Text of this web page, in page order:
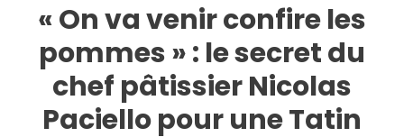
« On va venir confire les
pommes » : le secret du
chef pâtissier Nicolas
Paciello pour une Tatin